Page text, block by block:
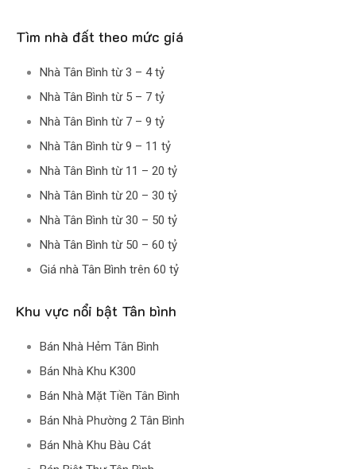
Tìm nhà đất theo mức giá
Nhà Tân Bình từ 3 – 4 tỷ
Nhà Tân Bình từ 5 – 7 tỷ
Nhà Tân Bình từ 7 – 9 tỷ
Nhà Tân Bình từ 9 – 11 tỷ
Nhà Tân Bình từ 11 – 20 tỷ
Nhà Tân Bình từ 20 – 30 tỷ
Nhà Tân Bình từ 30 – 50 tỷ
Nhà Tân Bình từ 50 – 60 tỷ
Giá nhà Tân Bình trên 60 tỷ
Khu vực nổi bật Tân bình
Bán Nhà Hẻm Tân Bình
Bán Nhà Khu K300
Bán Nhà Mặt Tiền Tân Bình
Bán Nhà Phường 2 Tân Bình
Bán Nhà Khu Bàu Cát